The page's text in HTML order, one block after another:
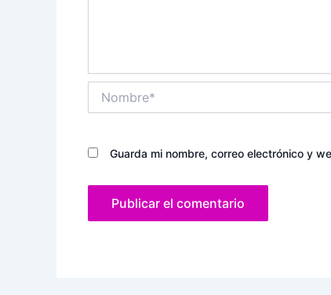
Guarda mi nombre, correo electrónico y